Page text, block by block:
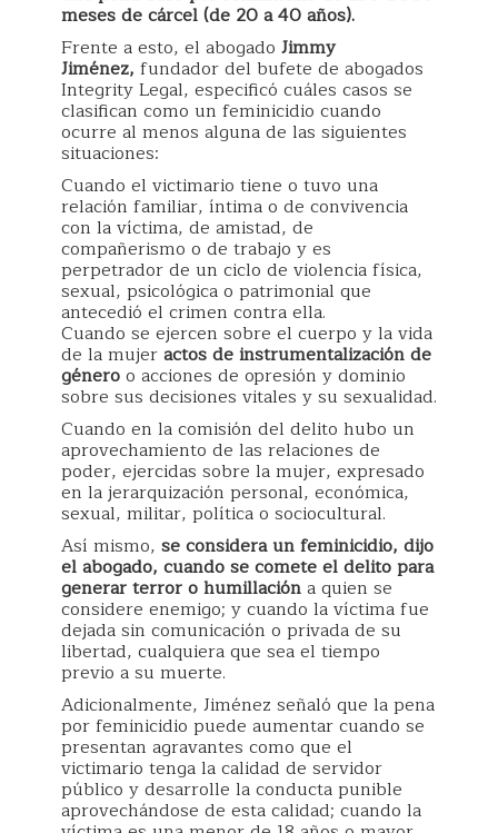
meses de cárcel (de 20 a 40 años).
Frente a esto, el abogado Jimmy
Jiménez, fundador del bufete de abogados
Integrity Legal, especificó cuáles casos se
clasifican como un feminicidio cuando
ocurre al menos alguna de las siguientes
situaciones:
Cuando el victimario tiene o tuvo una
relación familiar, íntima o de convivencia
con la víctima, de amistad, de
compañerismo o de trabajo y es
perpetrador de un ciclo de violencia física,
sexual, psicológica o patrimonial que
antecedió el crimen contra ella.
Cuando se ejercen sobre el cuerpo y la vida
de la mujeractos de instrumentalización de
géneroo acciones de opresión y dominio
sobre sus decisiones vitales y su sexualidad.
Cuando en la comisión del delito hubo un
aprovechamiento de las relaciones de
poder, ejercidas sobre la mujer, expresado
en la jerarquización personal, económica,
sexual, militar, política o sociocultural.
Así mismo, se considera un feminicidio, dijo
el abogado, cuando se comete el delito para
generar terror o humillacióna quien se
considere enemigo; y cuando la víctima fue
dejada sin comunicación o privada de su
libertad, cualquiera que sea el tiempo
previo a su muerte.
Adicionalmente, Jiménez señaló que la pena
por feminicidio puede aumentar cuando se
presentan agravantes como que el
victimario tenga la calidad de servidor
público y desarrolle la conducta punible
aprovechándose de esta calidad; cuando la